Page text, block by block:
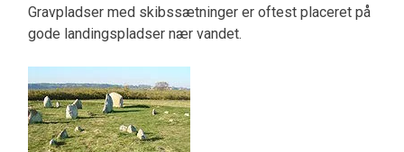
Gravpladser med skibssætninger er oftest placeret på
gode landingspladser nær vandet.